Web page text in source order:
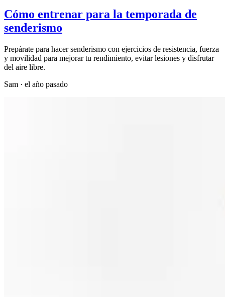
Cómo entrenar para la temporada de
senderismo
Prepárate para hacer senderismo con ejercicios de resistencia, fuerza
y movilidad para mejorar tu rendimiento, evitar lesiones y disfrutar
del aire libre.
Sam · el año pasado